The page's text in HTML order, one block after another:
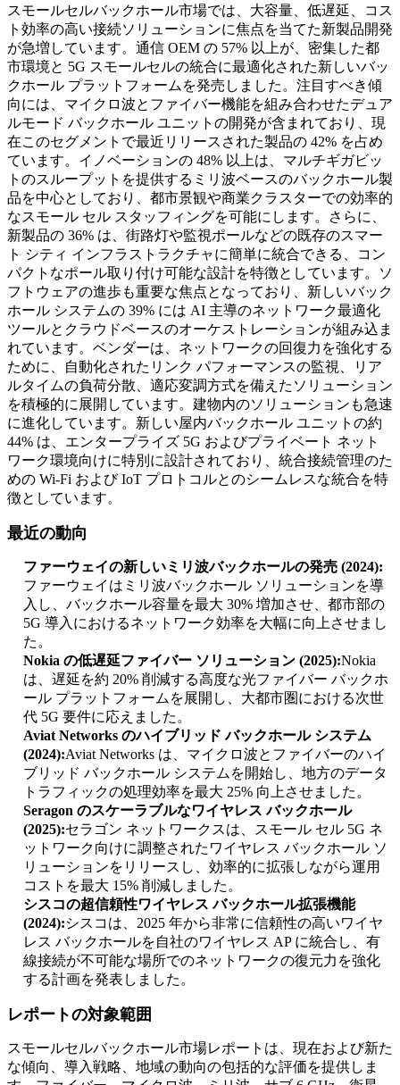
スモールセルバックホール市場では、大容量、低遅延、コス
ト効率の高い接続ソリューションに焦点を当てた新製品開発
が急増しています。通信 OEM の 57% 以上が、密集した都
市環境と 5G スモールセルの統合に最適化された新しいバッ
クホール プラットフォームを発売しました。注目すべき傾
向には、マイクロ波とファイバー機能を組み合わせたデュア
ルモード バックホール ユニットの開発が含まれており、現
在このセグメントで最近リリースされた製品の 42% を占め
ています。イノベーションの 48% 以上は、マルチギガビッ
トのスループットを提供するミリ波ベースのバックホール製
品を中心としており、都市景観や商業クラスターでの効率的
なスモール セル スタッフィングを可能にします。さらに、
新製品の 36% は、街路灯や監視ポールなどの既存のスマー
ト シティ インフラストラクチャに簡単に統合できる、コン
パクトなポール取り付け可能な設計を特徴としています。ソ
フトウェアの進歩も重要な焦点となっており、新しいバック
ホール システムの 39% には AI 主導のネットワーク最適化
ツールとクラウドベースのオーケストレーションが組み込ま
れています。ベンダーは、ネットワークの回復力を強化する
ために、自動化されたリンク パフォーマンスの監視、リア
ルタイムの負荷分散、適応変調方式を備えたソリューション
を積極的に展開しています。建物内のソリューションも急速
に進化しています。新しい屋内バックホール ユニットの約
44% は、エンタープライズ 5G およびプライベート ネット
ワーク環境向けに特別に設計されており、統合接続管理のた
めの Wi-Fi および IoT プロトコルとのシームレスな統合を特
徴としています。
最近の動向
ファーウェイの新しいミリ波バックホールの発売 (2024):
ファーウェイはミリ波バックホール ソリューションを導
入し、バックホール容量を最大 30% 増加させ、都市部の
5G 導入におけるネットワーク効率を大幅に向上させまし
た。
Nokia の低遅延ファイバー ソリューション (2025):Nokia
は、遅延を約 20% 削減する高度な光ファイバー バックホ
ール プラットフォームを展開し、大都市圏における次世
代 5G 要件に応えました。
Aviat Networks のハイブリッド バックホール システム
(2024):Aviat Networks は、マイクロ波とファイバーのハイ
ブリッド バックホール システムを開始し、地方のデータ
トラフィックの処理効率を最大 25% 向上させました。
Seragon のスケーラブルなワイヤレス バックホール
(2025):セラゴン ネットワークスは、スモール セル 5G ネ
ットワーク向けに調整されたワイヤレス バックホール ソ
リューションをリリースし、効率的に拡張しながら運用
コストを最大 15% 削減しました。
シスコの超信頼性ワイヤレス バックホール拡張機能
(2024):シスコは、2025 年から非常に信頼性の高いワイヤ
レス バックホールを自社のワイヤレス AP に統合し、有
線接続が不可能な場所でのネットワークの復元力を強化
する計画を発表しました。
レポートの対象範囲
スモールセルバックホール市場レポートは、現在および新た
な傾向、導入戦略、地域の動向の包括的な評価を提供しま